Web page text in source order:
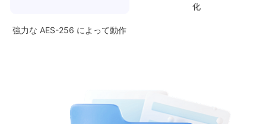
化
強力な AES-256 によって動作